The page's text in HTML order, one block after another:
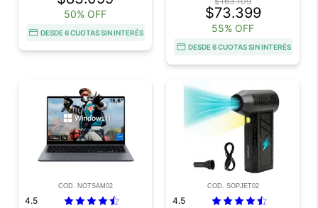
50% OFF
DESDE 6 CUOTAS SIN INTERÉS
$73.399
55% OFF
DESDE 6 CUOTAS SIN INTERÉS
COD. NOTSAM02
4.5
COD. SOPJET02
4.5